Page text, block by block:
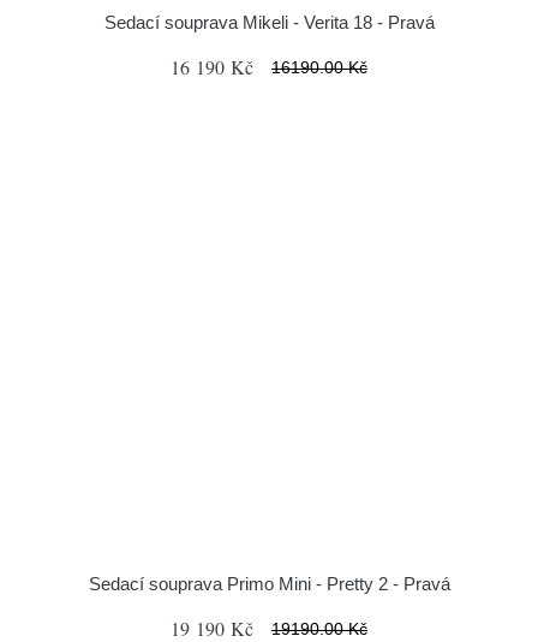
Sedací souprava Mikeli - Verita 18 - Pravá
16 190 Kč 16190.00 Kč
Sedací souprava Primo Mini - Pretty 2 - Pravá
19 190 Kč 19190.00 Kč